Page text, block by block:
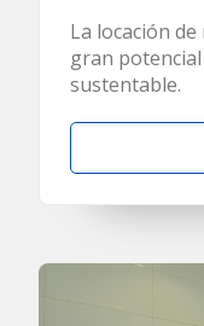
La locación
gran
sustentable.